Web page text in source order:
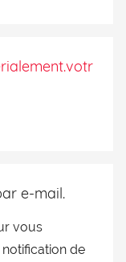
e-mail.
vous
de